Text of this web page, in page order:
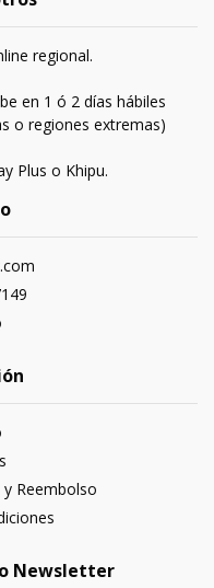
regional.
en 1 ó 2 días hábiles
o regiones extremas)
Plus o Khipu.
Reembolso
Newsletter